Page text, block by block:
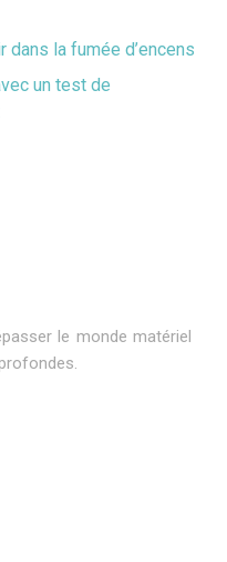
dans la fumée d’encens
un test de
le monde matériel